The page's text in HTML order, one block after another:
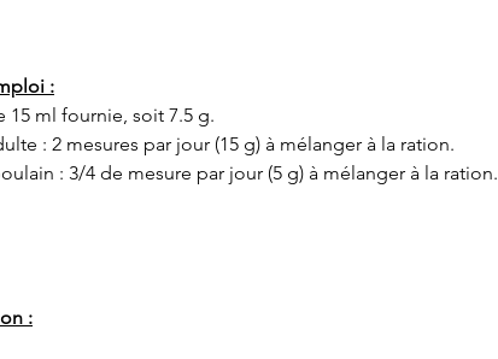
:
15 ml fournie, soit 7.5 g.
: 2 mesures par jour (15 g) à mélanger à la ration.
: 3/4 de mesure par jour (5 g) à mélanger à la ration.
: